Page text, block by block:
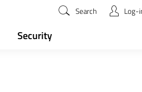
Search Log-
Security